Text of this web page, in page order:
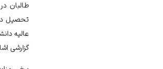
تحصیل
عالیه
گزارشی